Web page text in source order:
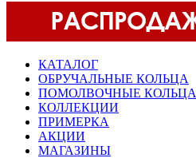
КАТАЛОГ
ОБРУЧАЛЬНЫЕ КОЛЬЦА
ПОМОЛВОЧНЫЕ КОЛЬЦА
КОЛЛЕКЦИИ
ПРИМЕРКА
АКЦИИ
МАГАЗИНЫ